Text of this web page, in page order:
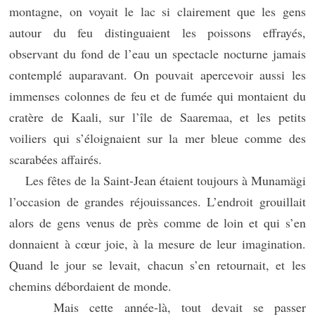
montagne, on voyait le lac si clairement que les gens
autour du feu distinguaient les poissons effrayés,
observant du fond de l’eau un spectacle nocturne jamais
contemplé auparavant. On pouvait apercevoir aussi les
immenses colonnes de feu et de fumée qui montaient du
cratère de Kaali, sur l’île de Saaremaa, et les petits
voiliers qui s’éloignaient sur la mer bleue comme des
scarabées affairés.
Les fêtes de la Saint-Jean étaient toujours à Munamägi
l’occasion de grandes réjouissances. L’endroit grouillait
alors de gens venus de près comme de loin et qui s’en
donnaient à cœur joie, à la mesure de leur imagination.
Quand le jour se levait, chacun s’en retournait, et les
chemins débordaient de monde.
Mais cette année-là, tout devait se passer